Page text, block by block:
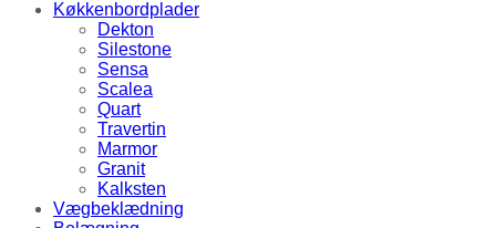
Køkkenbordplader
Dekton
Silestone
Sensa
Scalea
Quart
Travertin
Marmor
Granit
Kalksten
Vægbeklædning